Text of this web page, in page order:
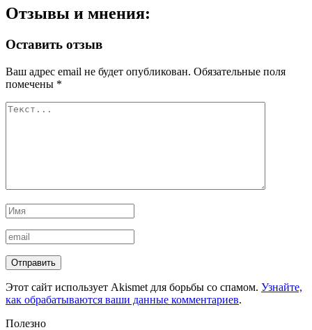
Отзывы и мнения:
Оставить отзыв
Ваш адрес email не будет опубликован. Обязательные поля
помечены *
Этот сайт использует Akismet для борьбы со спамом. Узнайте,
как обрабатываются ваши данные комментариев.
Полезно